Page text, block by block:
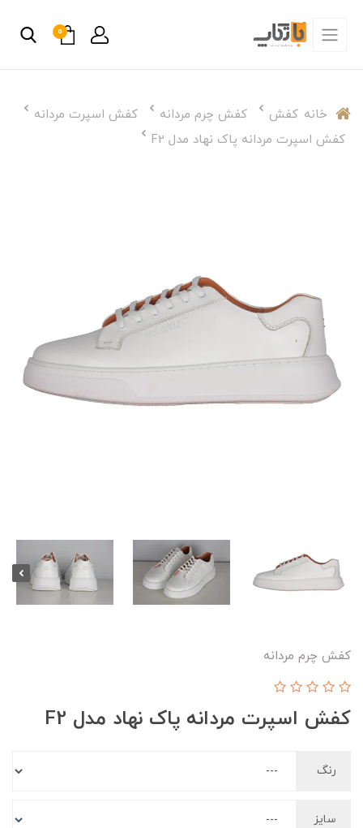
0
خانه کفش کفش چرم مردانه
کفش اسپرت مردانه
کفش اسپرت مردانه پاک نهاد مدل F2
کفش چرم مردانه
کفش اسپرت مردانه پاک نهاد مدل F2
رنگ
سایز